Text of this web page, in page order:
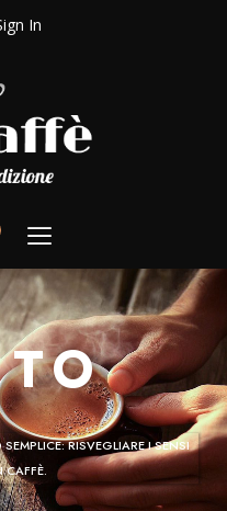
In
RISVEGLIARE I SENSI